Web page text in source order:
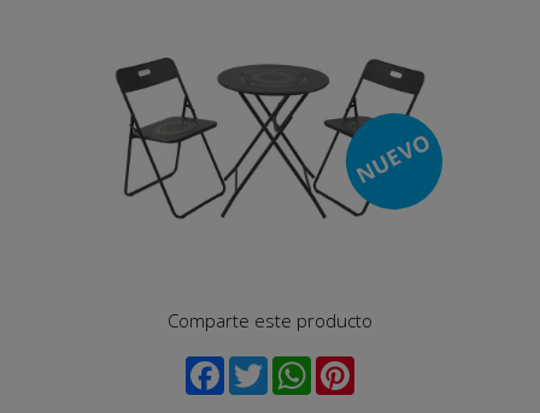
NUEVO
Comparte este producto